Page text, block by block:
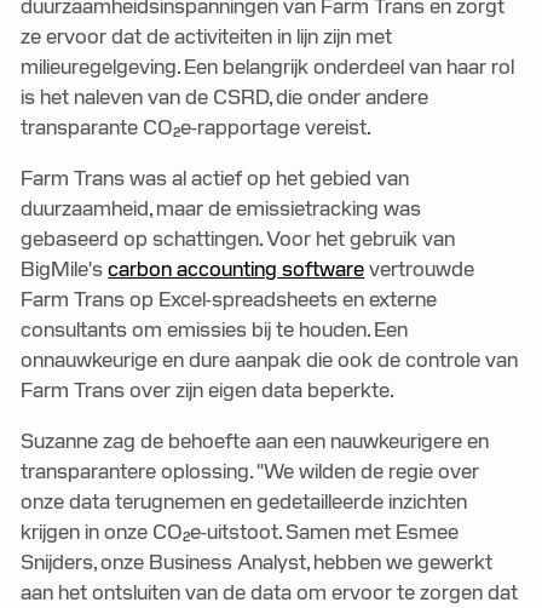
duurzaamheidsinspanningen van Farm Trans en zorgt
ze ervoor dat de activiteiten in lijn zijn met
milieuregelgeving. Een belangrijk onderdeel van haar rol
is het naleven van de CSRD, die onder andere
transparante CO₂e-rapportage vereist.
Farm Trans was al actief op het gebied van
duurzaamheid, maar de emissietracking was
gebaseerd op schattingen. Voor het gebruik van
BigMile'scarbon accounting softwarevertrouwde
Farm Trans op Excel-spreadsheets en externe
consultants om emissies bij te houden. Een
onnauwkeurige en dure aanpak die ook de controle van
Farm Trans over zijn eigen data beperkte.
Suzanne zag de behoefte aan een nauwkeurigere en
transparantere oplossing. "We wilden de regie over
onze data terugnemen en gedetailleerde inzichten
krijgen in onze CO₂e-uitstoot. Samen met Esmee
Snijders, onze Business Analyst, hebben we gewerkt
aan het ontsluiten van de data om ervoor te zorgen dat